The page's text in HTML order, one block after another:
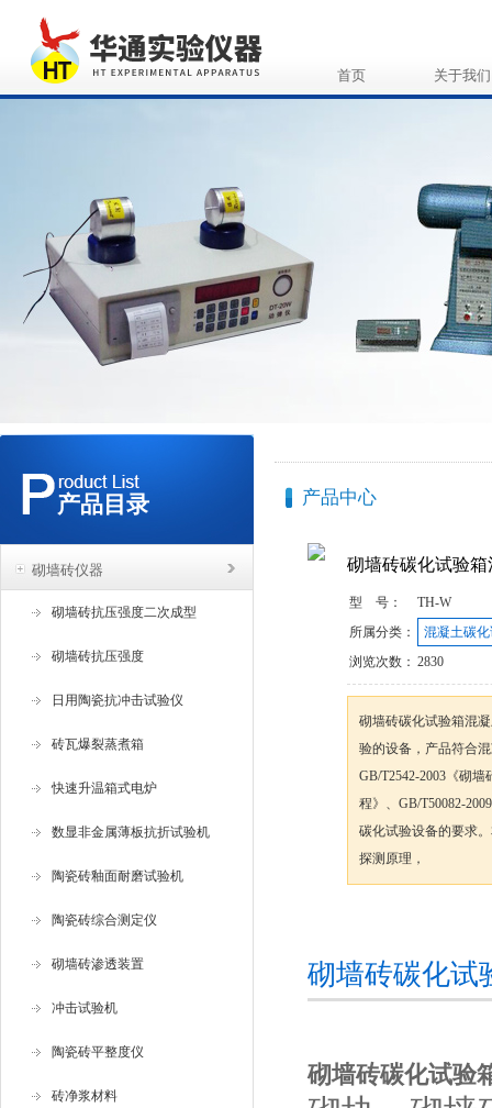
首页 关于我们
产品目录
砌墙砖仪器
砌墙砖抗压强度二次成型
砌墙砖抗压强度
日用陶瓷抗冲击试验仪
砖瓦爆裂蒸煮箱
快速升温箱式电炉
数显非金属薄板抗折试验机
陶瓷砖釉面耐磨试验机
陶瓷砖综合测定仪
砌墙砖渗透装置
冲击试验机
陶瓷砖平整度仪
砖净浆材料
产品中心
砌墙砖碳化试验箱
型 号：
TH-W
所属分类：
混凝土碳
浏览次数： 2830
砌墙砖碳化试验箱混
验的设备，产品符合
GB/T2542-2003《砌
程》、GB/T50082-
碳化试验设备的要求
探测原理，
砌墙砖碳化试
砌墙砖碳化试验